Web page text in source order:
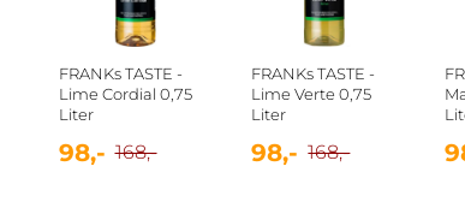
FRANKs TASTE -
Lime Cordial 0,75
Liter
98,- 168,-
FRANKs TASTE -
Lime Verte 0,75
Liter
98,- 168,-